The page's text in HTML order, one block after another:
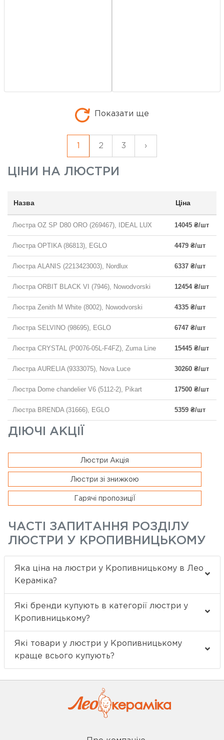
Показати ще
2 3 ›
ЦІНИ НА ЛЮСТРИ
Назва Ціна
Люстра OZ SP D80 ORO (269467), IDEAL LUX 14045 ₴/шт
Люстра OPTIKA (86813), EGLO 4479 ₴/шт
Люстра ALANIS (2213423003), Nordlux 6337 ₴/шт
Люстра ORBIT BLACK VI (7946), Nowodvorski 12454 ₴/шт
Люстра Zenith M White (8002), Nowodvorski 4335 ₴/шт
Люстра SELVINO (98695), EGLO 6747 ₴/шт
Люстра CRYSTAL (P0076-05L-F4FZ), Zuma Line 15445 ₴/шт
Люстра AURELIA (9333075), Nova Luce 30260 ₴/шт
Люстра Dome chandelier V6 (5112-2), Pikart 17500 ₴/шт
Люстра BRENDA (31666), EGLO 5359 ₴/шт
ДІЮЧІ АКЦІЇ
Люстри Акція
Люстри зі знижкою
Гарячі пропозиціЇ
ЧАСТІ ЗАПИТАННЯ РОЗДІЛУ
ЛЮСТРИ У КРОПИВНИЦЬКОМУ
Яка ціна на люстри у Кропивницькому в Лео
Кераміка?
Які бренди купують в категорії люстри у
Кропивницькому?
Які товари у люстри у Кропивницькому
краще всього купують?